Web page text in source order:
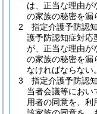
は、正当な理由が
の家族の秘密を漏
2
指定介護予防認
護予防認知症対応
が、正当な理由が
の家族の秘密を漏
なければならない。
3
指定介護予防認
当者会議等におい
用者の同意を、利